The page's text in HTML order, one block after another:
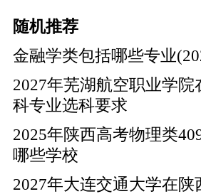
随机推荐
金融学类包括哪些专业
2027年芜湖航空职业学院
科专业选科要求
2025年陕西高考物理类
哪些学校
2027年大连交通大学在陕